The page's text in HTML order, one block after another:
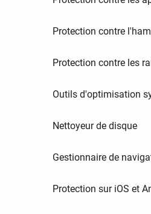
Protection contre
Protection contre les
Outils d'optimisation
Nettoyeur de disque
Gestionnaire de
Protection sur iOS et